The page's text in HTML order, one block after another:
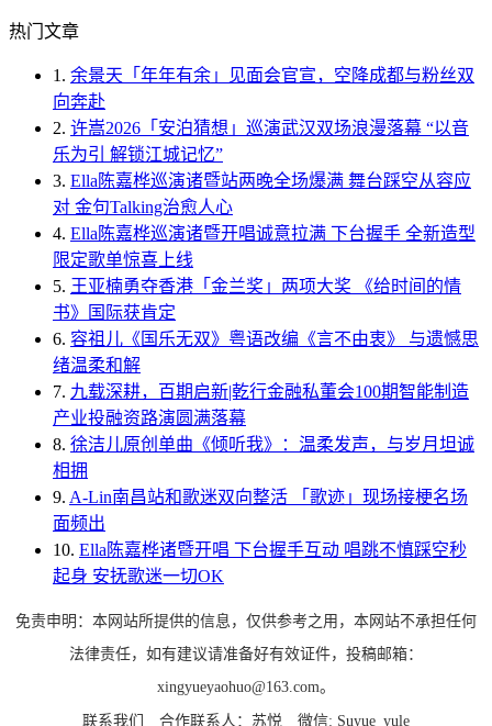
热门文章
1. 余景天「年年有余」见面会官宣，空降成都与粉丝双
向奔赴
2. 许嵩2026「安泊猜想」巡演武汉双场浪漫落幕 “以音
乐为引 解锁江城记忆”
3. Ella陈嘉桦巡演诸暨站两晚全场爆满 舞台踩空从容应
对 金句Talking治愈人心
4. Ella陈嘉桦巡演诸暨开唱诚意拉满 下台握手 全新造型
限定歌单惊喜上线
5. 王亚楠勇夺香港「金兰奖」两项大奖 《给时间的情
书》国际获肯定
6. 容祖儿《国乐无双》粤语改编《言不由衷》 与遗憾思
绪温柔和解
7. 九载深耕，百期启新|乾行金融私董会100期智能制造
产业投融资路演圆满落幕
8. 徐洁儿原创单曲《倾听我》：温柔发声，与岁月坦诚
相拥
9. A-Lin南昌站和歌迷双向整活 「歌迹」现场接梗名场
面频出
10. Ella陈嘉桦诸暨开唱 下台握手互动 唱跳不慎踩空秒
起身 安抚歌迷一切OK
免责申明：本网站所提供的信息，仅供参考之用，本网站不承担任何
法律责任，如有建议请准备好有效证件，投稿邮箱：
xingyueyaohuo@163.com。
联系我们 合作联系人：苏悦 微信: Suyue_yule